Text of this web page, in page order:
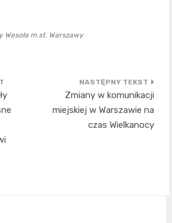
Wesoła m.st. Warszawy
Zmiany w komunikacji
miejskiej w Warszawie na
czas Wielkanocy